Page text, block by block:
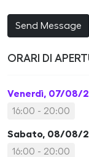
Send Message
ORARI DI
Venerdì, 07/08/
16:00 - 20:00
Sabato, 08/08/
16:00 - 20:00